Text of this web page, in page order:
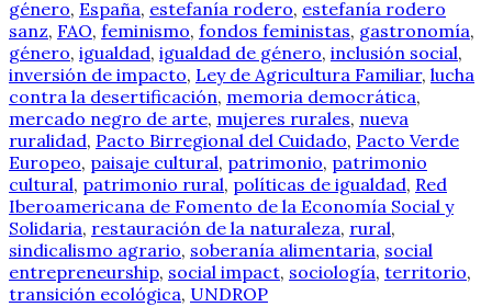
género, España, estefanía rodero, estefanía rodero
sanz, FAO, feminismo, fondos feministas, gastronomía,
género, igualdad, igualdad de género, inclusión social,
inversión de impacto, Ley de Agricultura Familiar, lucha
contra la desertificación, memoria democrática,
mercado negro de arte, mujeres rurales, nueva
ruralidad, Pacto Birregional del Cuidado, Pacto Verde
Europeo, paisaje cultural, patrimonio, patrimonio
cultural, patrimonio rural, políticas de igualdad, Red
Iberoamericana de Fomento de la Economía Social y
Solidaria, restauración de la naturaleza, rural,
sindicalismo agrario, soberanía alimentaria, social
entrepreneurship, social impact, sociología, territorio,
transición ecológica, UNDROP